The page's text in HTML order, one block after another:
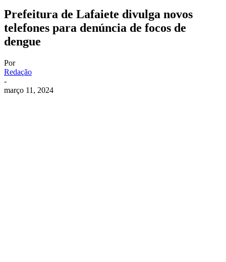
Prefeitura de Lafaiete divulga novos
telefones para denúncia de focos de
dengue
Por
Redação
-
março 11, 2024